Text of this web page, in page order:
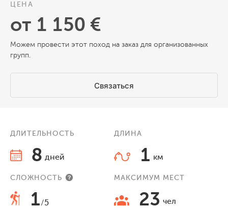
ЦЕНА
от 1 150 €
Можем провести этот поход на заказ для организованных
групп.
Связаться
ДЛИТЕЛЬНОСТЬ
8 дней
ДЛИНА
1 км
СЛОЖНОСТЬ
1/5
МАКСИМУМ МЕСТ
23 чел